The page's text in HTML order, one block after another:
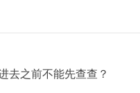
去之前不能先查查？